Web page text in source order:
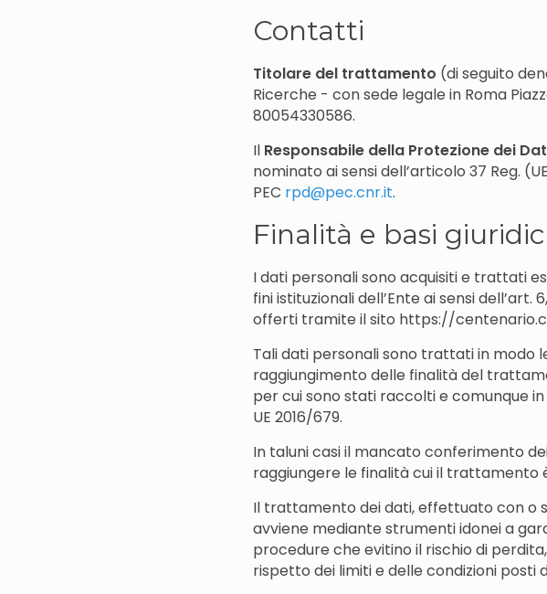
Contatti
Titolare del trattamento (di seguito
Ricerche - con sede legale in Roma
80054330586.
Il Responsabile della Protezione dei
nominato ai sensi dell’articolo 37 Reg.
PEC rpd@pec.cnr.it.
Finalità e basi
I dati personali sono acquisiti e trattati
fini istituzionali dell’Ente ai sensi
offerti tramite il sito https://
Tali dati personali sono trattati in
raggiungimento delle finalità del
per cui sono stati raccolti e comunque
UE 2016/679.
In taluni casi il mancato conferimento
raggiungere le finalità cui il trattamento
Il trattamento dei dati, effettuato con o
avviene mediante strumenti idonei a
procedure che evitino il rischio di
rispetto dei limiti e delle condizioni posti